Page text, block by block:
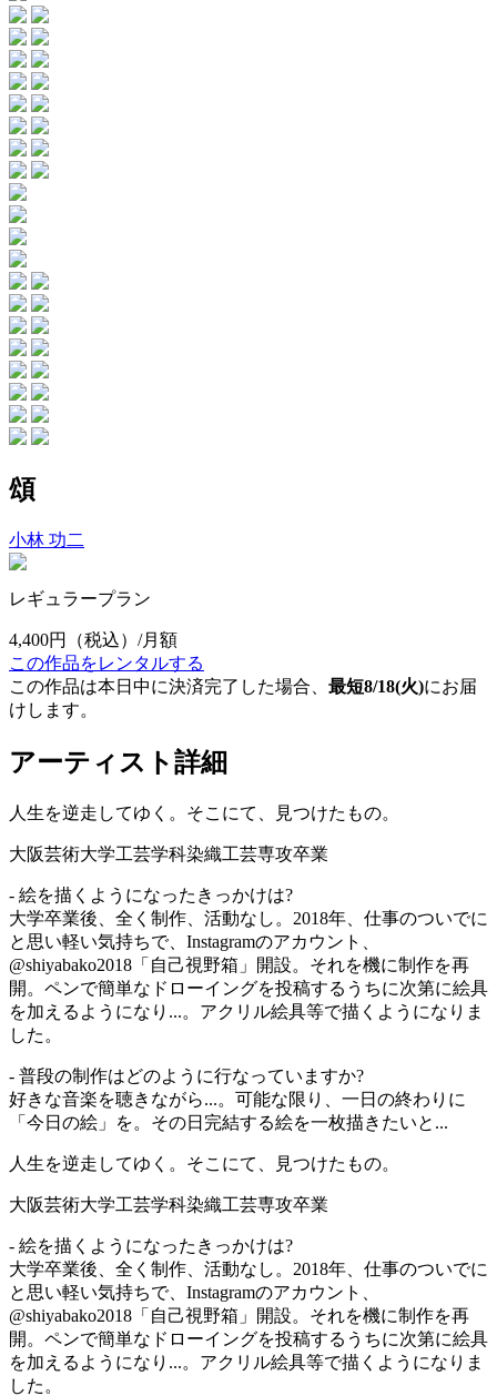
頌
小林 功二
レギュラープラン
4,400円
（税込）/月額
この作品をレンタルする
この作品は本日中に決済完了した場合、 最短8/18(火)にお届
けします。
アーティスト詳細
人生を逆走してゆく。そこにて、見つけたもの。
大阪芸術大学工芸学科染織工芸専攻卒業
- 絵を描くようになったきっかけは?
大学卒業後、全く制作、活動なし。2018年、仕事のついでに
と思い軽い気持ちで、Instagramのアカウント、
@shiyabako2018「自己視野箱」開設。それを機に制作を再
開。ペンで簡単なドローイングを投稿するうちに次第に絵具
を加えるようになり...。アクリル絵具等で描くようになりま
した。
- 普段の制作はどのように行なっていますか?
好きな音楽を聴きながら...。可能な限り、一日の終わりに
「今日の絵」を。その日完結する絵を一枚描きたいと...
人生を逆走してゆく。そこにて、見つけたもの。
大阪芸術大学工芸学科染織工芸専攻卒業
- 絵を描くようになったきっかけは?
大学卒業後、全く制作、活動なし。2018年、仕事のついでに
と思い軽い気持ちで、Instagramのアカウント、
@shiyabako2018「自己視野箱」開設。それを機に制作を再
開。ペンで簡単なドローイングを投稿するうちに次第に絵具
を加えるようになり...。アクリル絵具等で描くようになりま
した。